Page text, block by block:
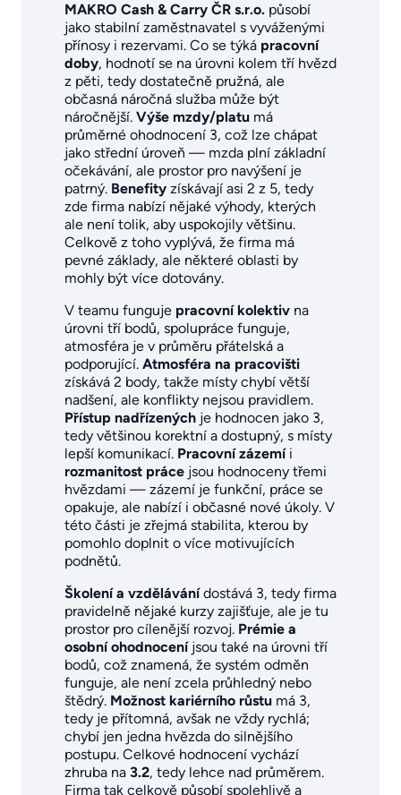
MAKRO Cash & Carry ČR s.r.o. působí
jako stabilní zaměstnavatel s vyváženými
přínosy i rezervami. Co se týká pracovní
doby, hodnotí se na úrovni kolem tří hvězd
z pěti, tedy dostatečně pružná, ale
občasná náročná služba může být
náročnější. Výše mzdy/platu má
průměrné ohodnocení 3, což lze chápat
jako střední úroveň — mzda plní základní
očekávání, ale prostor pro navýšení je
patrný. Benefity získávají asi 2 z 5, tedy
zde firma nabízí nějaké výhody, kterých
ale není tolik, aby uspokojily většinu.
Celkově z toho vyplývá, že firma má
pevné základy, ale některé oblasti by
mohly být více dotovány.
V teamu funguje pracovní kolektiv na
úrovni tří bodů, spolupráce funguje,
atmosféra je v průměru přátelská a
podporující. Atmosféra na pracovišti
získává 2 body, takže místy chybí větší
nadšení, ale konflikty nejsou pravidlem.
Přístup nadřízených je hodnocen jako 3,
tedy většinou korektní a dostupný, s místy
lepší komunikací. Pracovní zázemíi
rozmanitost práce jsou hodnoceny třemi
hvězdami — zázemí je funkční, práce se
opakuje, ale nabízí i občasné nové úkoly. V
této části je zřejmá stabilita, kterou by
pomohlo doplnit o více motivujících
podnětů.
Školení a vzdělávánídostává 3, tedy firma
pravidelně nějaké kurzy zajišťuje, ale je tu
prostor pro cílenější rozvoj. Prémie a
osobní ohodnoceníjsou také na úrovni tří
bodů, což znamená, že systém odměn
funguje, ale není zcela průhledný nebo
štědrý. Možnost kariérního růstu má 3,
tedy je přítomná, avšak ne vždy rychlá;
chybí jen jedna hvězda do silnějšího
postupu. Celkové hodnocení vychází
zhruba na 3.2, tedy lehce nad průměrem.
Firma tak celkově působí spolehlivě a